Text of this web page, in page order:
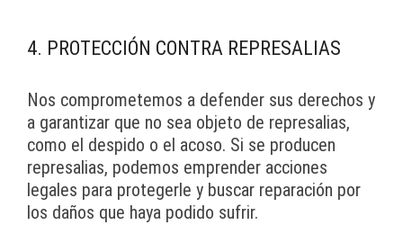
4. PROTECCIÓN CONTRA REPRESALIAS
Nos comprometemos a defender sus derechos y
a garantizar que no sea objeto de represalias,
como el despido o el acoso. Si se producen
represalias, podemos emprender acciones
legales para protegerle y buscar reparación por
los daños que haya podido sufrir.